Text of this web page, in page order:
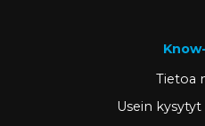
Tietoa
Usein